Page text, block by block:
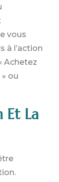
vous
à l’action
Achetez
ou
Et La